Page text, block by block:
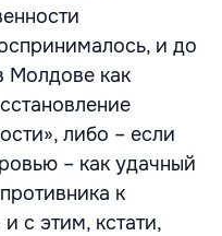
и до
Молдове как
либо – если
– как удачный
к
с этим, кстати,